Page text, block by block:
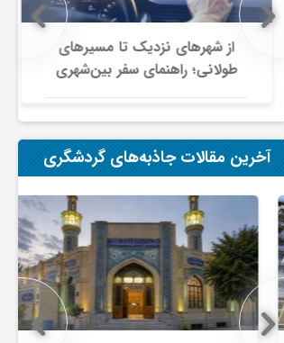
از شهرهای نزدیک تا مسیرهای
طولانی؛ راهنمای سفر بین‌شهری
در ایران
آخرین مقالات جاذبه‌های گردشگری